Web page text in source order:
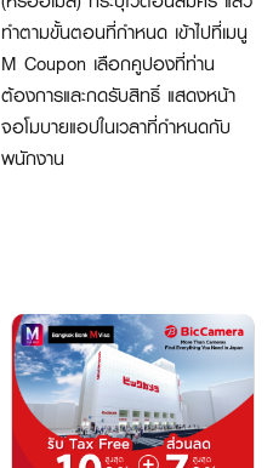
ทำตามขั้นตอนที่กำหนด เข้าไปที่เมนู
M Coupon เลือกคูปองที่ท่าน
ต้องการและกดรับสิทธิ์ แสดงหน้า
จอโมบายแอปในเวลาที่กำหนดกับ
พนักงาน